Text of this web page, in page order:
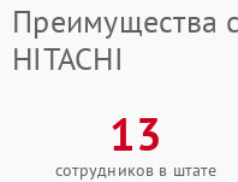
Преимущества
HITACHI
13
сотрудников в штате